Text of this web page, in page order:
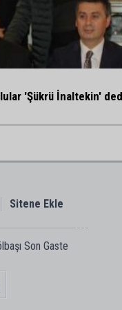
'Şükrü İnaltekin'
Sitene Ekle
Son Gaste